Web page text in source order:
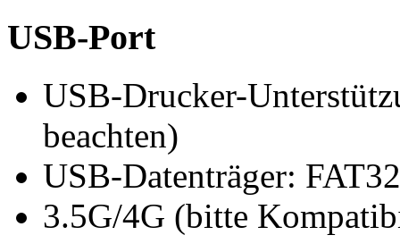
USB-Port
USB-Drucker-
beachten)
USB-Datenträger:
3.5G/4G (bitte